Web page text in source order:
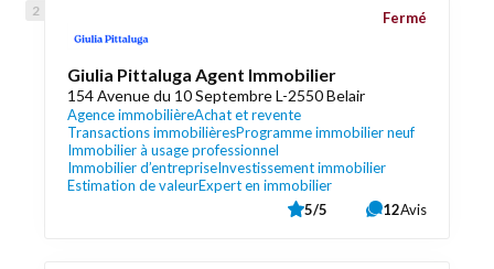
Giulia Pittaluga Agent Immobilier
154 Avenue du 10 Septembre L-2550 Belair
Agence immobilièreAchat et revente
Transactions immobilièresProgramme immobilier neuf
Immobilier à usage professionnel
Immobilier d’entrepriseInvestissement immobilier
Estimation de valeurExpert en immobilier
Fermé
5/5 12Avis